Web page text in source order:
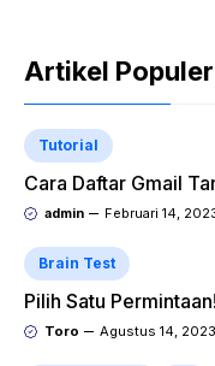
Artikel Populer
Tutorial
Cara Daftar Gmail
admin Februari 14,
Brain Test
Pilih Satu
Toro Agustus 14, 2023